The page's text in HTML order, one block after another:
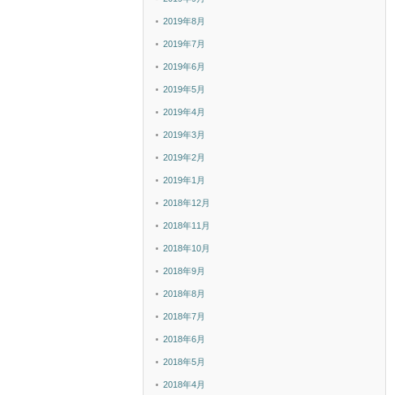
2019年8月
2019年7月
2019年6月
2019年5月
2019年4月
2019年3月
2019年2月
2019年1月
2018年12月
2018年11月
2018年10月
2018年9月
2018年8月
2018年7月
2018年6月
2018年5月
2018年4月